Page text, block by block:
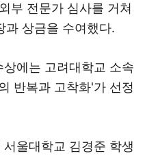
부 전문가 심사를 거쳐
과 상금을 수여했다.
에는 고려대학교 소속
반복과 고착화'가 선정
울대학교 김경준 학생